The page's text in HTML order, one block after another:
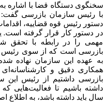
سخنگوی دستگاه قضا با اشاره
با رئیس سازمان بازرسی گفت:
دستور رئیس قوه قضاییه،
در دستور کار قرار گرفته است.
مهمی را در رابطه با تحقق
بازرسی است که از سوی رئیس
به عهده این سازمان نهاده
همکاری دقیق و
بازرسی داشتیم از رئیس
داشته باشیم تا فعالیت‌هایی
سال باید داشته باشد، به اطلاع